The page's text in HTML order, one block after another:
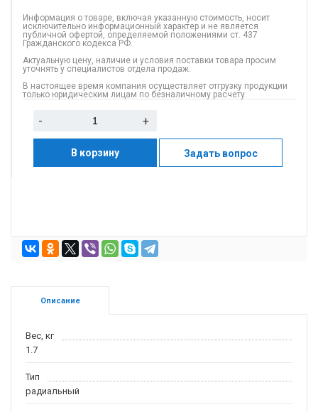
Информация о товаре, включая указанную стоимость, носит
исключительно информационный характер и не является
публичной офертой, определяемой положениями ст. 437
Гражданского кодекса РФ.
Актуальную цену, наличие и условия поставки товара просим
уточнять у специалистов отдела продаж.
В настоящее время компания осуществляет отгрузку продукции
только юридическим лицам по безналичному расчету.
- +
В корзину Задать вопрос
Описание
Вес, кг
1.7
Тип
радиальный